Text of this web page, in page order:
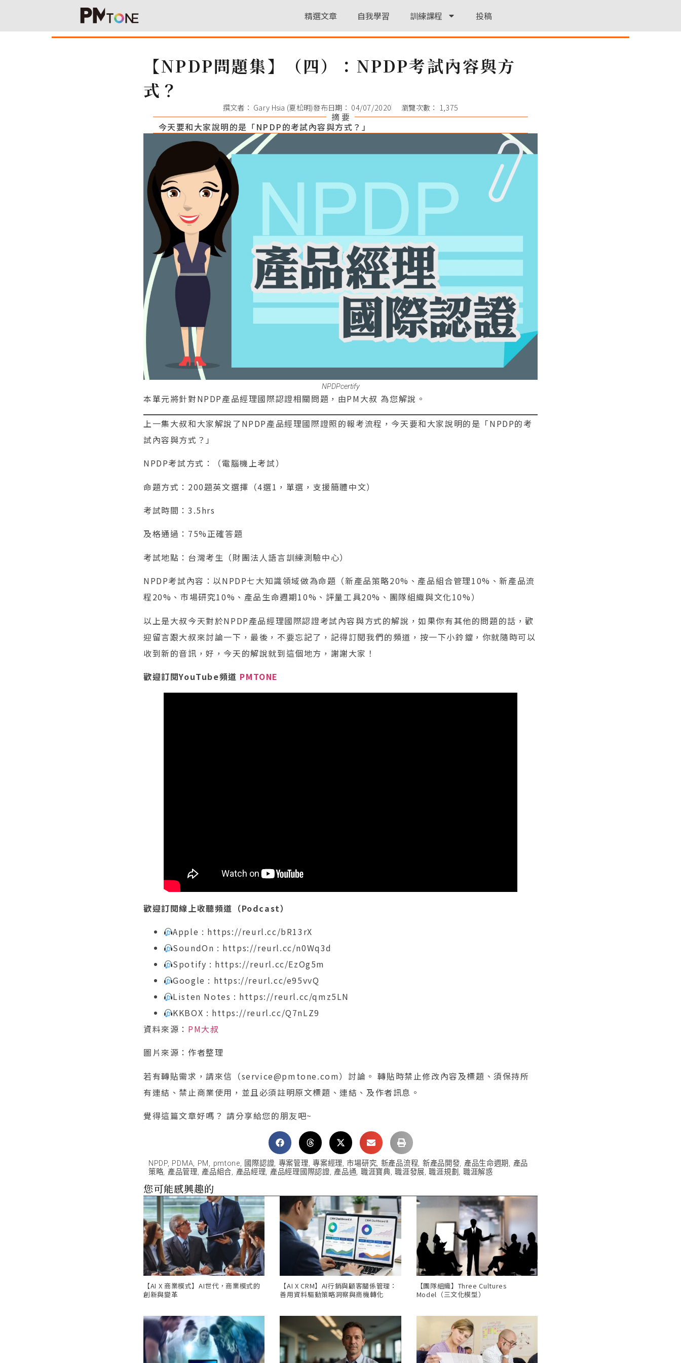
精選文章 自我學習 訓練課程 投稿
【NPDP問題集】（四）：NPDP考試內容與方
式？
撰文者： Gary Hsia (夏松明)發布日期： 04/07/2020 瀏覽次數： 1,375
摘 要
今天要和大家說明的是「NPDP的考試內容與方式？」
NPDPcertify
本單元將針對NPDP產品經理國際認證相關問題，由PM大叔 為您解說。
上一集大叔和大家解說了NPDP產品經理國際證照的報考流程，今天要和大家說明的是「NPDP的考
試內容與方式？」
NPDP考試方式：（電腦機上考試）
命題方式：200題英文選擇（4選1，單選，支援簡體中文）
考試時間：3.5hrs
及格通過：75%正確答題
考試地點：台灣考生（財團法人語言訓練測驗中心）
NPDP考試內容：以NPDP七大知識領域做為命題（新產品策略20%、產品組合管理10%、新產品流
程20%、市場研究10%、產品生命週期10%、評量工具20%、團隊組織與文化10%）
以上是大叔今天對於NPDP產品經理國際認證考試內容與方式的解說，如果你有其他的問題的話，歡
迎留言跟大叔來討論一下，最後，不要忘記了，記得訂閱我們的頻道，按一下小鈴鐺，你就隨時可以
收到新的音訊，好，今天的解說就到這個地方，謝謝大家！
歡迎訂閱YouTube頻道 PMTONE
歡迎訂閱線上收聽頻道（Podcast）
Apple : https://reurl.cc/bR13rX
SoundOn : https://reurl.cc/n0Wq3d
Spotify : https://reurl.cc/EzOg5m
Google : https://reurl.cc/e95vvQ
Listen Notes : https://reurl.cc/qmz5LN
KKBOX : https://reurl.cc/Q7nLZ9
資料來源： PM大叔
圖片來源：作者整理
若有轉貼需求，請來信（service@pmtone.com）討論。 轉貼時禁止修改內容及標題、須保持所
有連結、禁止商業使用，並且必須註明原文標題、連結、及作者訊息。
覺得這篇文章好嗎？ 請分享給您的朋友吧~
NPDP, PDMA, PM, pmtone, 國際認證, 專案管理,專案經理,市場研究, 新產品流程, 新產品開發, 產品生命週期, 產品
策略, 產品管理, 產品組合, 產品經理, 產品經理國際認證, 產品通, 職涯寶典,職涯發展,職涯規劃 , 職涯解惑
您可能感興趣的
【AI X 商業模式】AI世代，商業模式的
創新與變革
【AI X CRM】AI行銷與顧客關係管理：
善用資料驅動策略洞察與商機轉化
【團隊組織】Three Cultures
Model（三文化模型）